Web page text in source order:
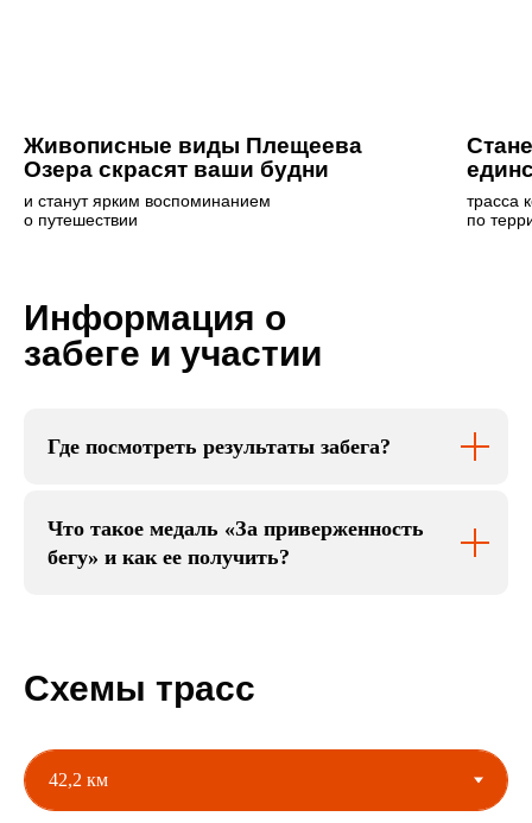
Живописные виды Плещеева
Озера скрасят ваши будни
и станут ярким воспоминанием
о путешествии
трасса
по
Информация о
забеге и участии
Где посмотреть результаты забега?
Что такое медаль «За приверженность
бегу» и как ее получить?
Схемы трасс